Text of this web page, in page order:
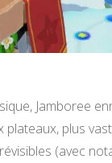
Jamboree
plateaux, plus
(avec